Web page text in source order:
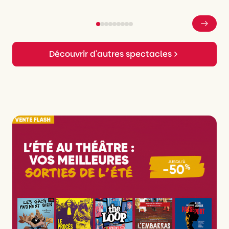
Découvrir d'autres spectacles